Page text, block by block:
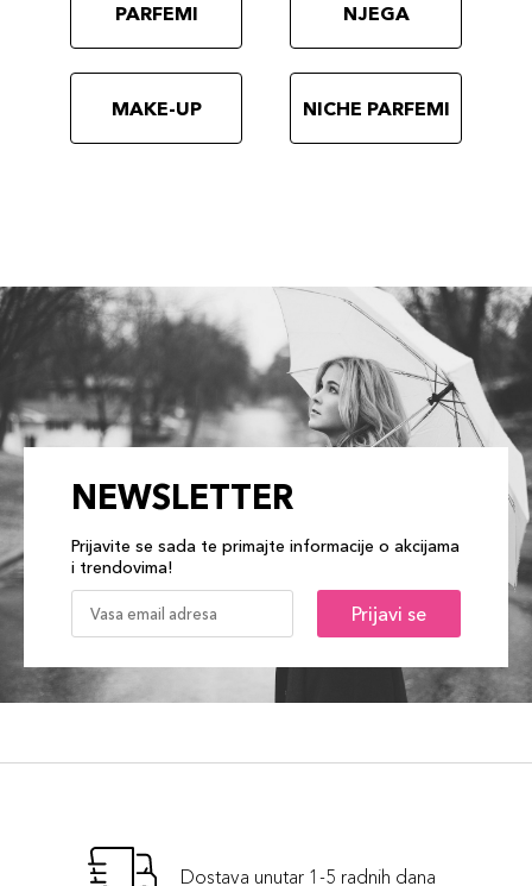
PARFEMI NJEGA
MAKE-UP NICHE PARFEMI
NEWSLETTER
Prijavite se sada te primajte informacije o akcijama
i trendovima!
Prijavi se
Dostava unutar 1-5 radnih dana